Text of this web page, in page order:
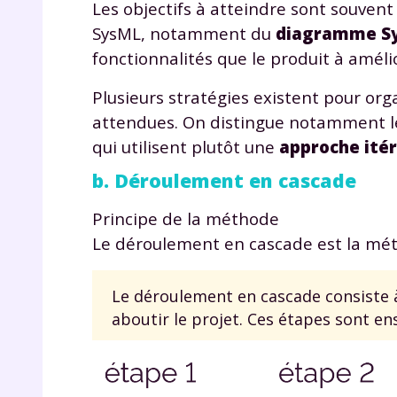
Les objectifs à atteindre sont
SysML, notamment du diagramme
fonctionnalités que le produit à
Plusieurs stratégies existent pour
attendues. On distingue notamment
qui utilisent plutôt une approche
b. Déroulement en cascade
Principe de la méthode
Le déroulement en cascade est la
Le déroulement en cascade
aboutir le projet. Ces étapes sont
vos